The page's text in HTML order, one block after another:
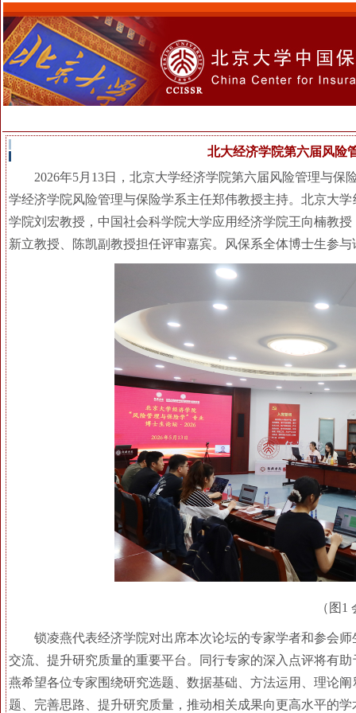
北大经济学院第六届风险
2026年5月13日，北京大学经济学院第六届风险管理与
学经济学院风险管理与保险学系主任郑伟教授主持。北京大
学院刘宏教授，中国社会科学院大学应用经济学院王向楠教
新立教授、陈凯副教授担任评审嘉宾。风保系全体博士生参
（图1
锁凌燕代表经济学院对出席本次论坛的专家学者和参会
交流、提升研究质量的重要平台。同行专家的深入点评将有
燕希望各位专家围绕研究选题、数据基础、方法运用、理论
题、完善思路、提升研究质量，推动相关成果向更高水平的学